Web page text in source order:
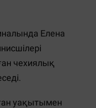
Елена
чехиялық
уақытымен